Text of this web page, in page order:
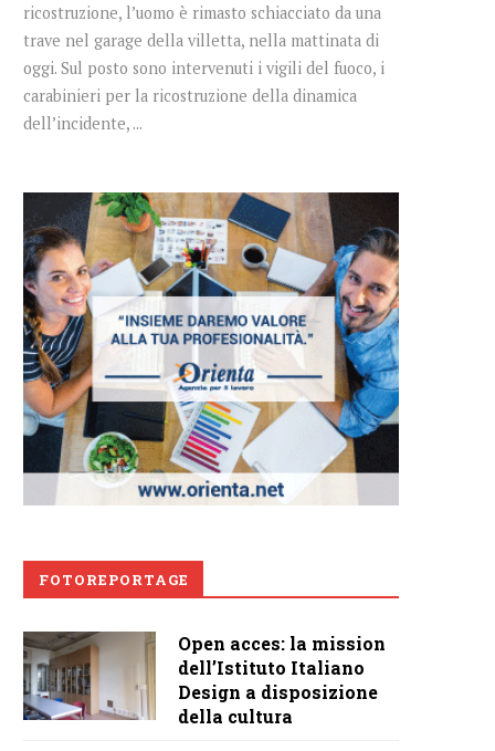
ricostruzione, l’uomo è rimasto schiacciato da una
trave nel garage della villetta, nella mattinata di
oggi. Sul posto sono intervenuti i vigili del fuoco, i
carabinieri per la ricostruzione della dinamica
dell’incidente, ...
FOTOREPORTAGE
Open acces: la mission
dell’Istituto Italiano
Design a disposizione
della cultura